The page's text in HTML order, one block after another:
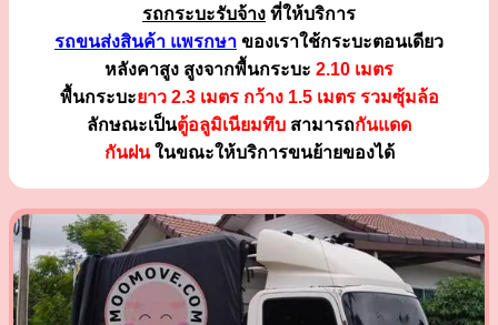
รถกระบะรับจ้าง ที่ให้บริการ
รถขนส่งสินค้า แพรกษา ของเราใช้กระบะตอนเดียว
หลังคาสูง สูงจากพื้นกระบะ 2.10 เมตร
พื้นกระบะยาว 2.3 เมตร กว้าง 1.5 เมตร รวมซุ้มล้อ
ลักษณะเป็นตู้อลูมิเนียมทึบ สามารถกันแดด
กันฝนในขณะให้บริการขนย้ายของได้